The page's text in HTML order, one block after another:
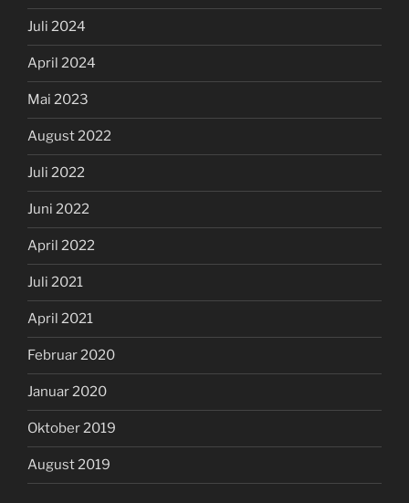
Juli 2024
April 2024
Mai 2023
August 2022
Juli 2022
Juni 2022
April 2022
Juli 2021
April 2021
Februar 2020
Januar 2020
Oktober 2019
August 2019